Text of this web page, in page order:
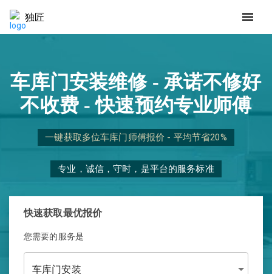
独匠
车库门安装维修 - 承诺不修好
不收费 - 快速预约专业师傅
一键获取多位车库门师傅报价 - 平均节省20%
专业，诚信，守时，是平台的服务标准
快速获取最优报价
您需要的服务是
车库门安装